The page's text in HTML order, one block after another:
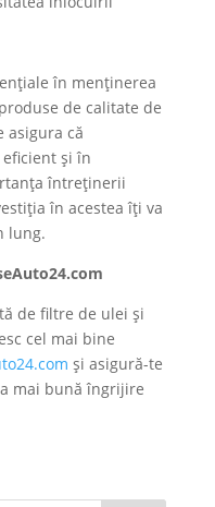
în menținerea
de calitate de
asigura că
și în
întreținerii
în acestea îți va
lung.
de filtre de ulei și
cel mai bine
și asigură-te
mai bună îngrijire